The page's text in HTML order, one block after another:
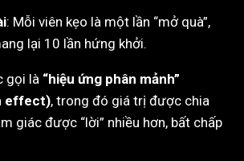
: Mỗi viên kẹo là một lần “mở quà”,
lại 10 lần hứng khởi.
gọi là “hiệu ứng phân mảnh”
effect), trong đó giá trị được chia
giác được “lời” nhiều hơn, bất chấp